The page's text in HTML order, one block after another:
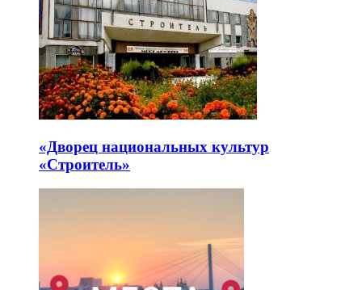
«Дворец национальных культур
«Строитель»